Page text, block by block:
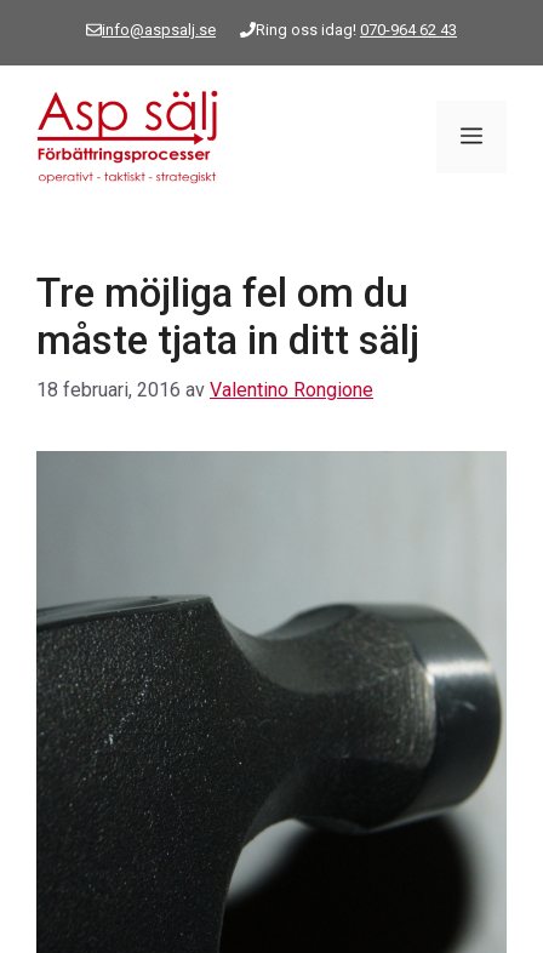
info@aspsalj.se Ring oss idag! 070-964 62 43
Meny
Tre möjliga fel om du
måste tjata in ditt sälj
18 februari, 2016 av Valentino Rongione